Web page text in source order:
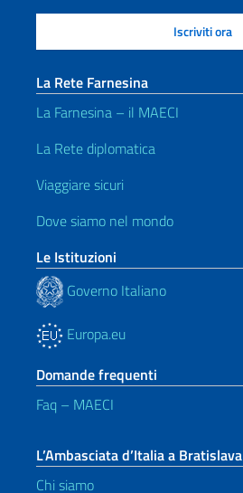
La Rete Farnesina
La Farnesina – il MAECI
La Rete diplomatica
Viaggiare sicuri
Dove siamo nel mondo
Le Istituzioni
Governo Italiano
Europa.eu
Domande frequenti
Faq – MAECI
L’Ambasciata d’Italia a Bratislava
Chi siamo